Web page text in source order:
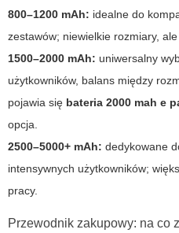
800–1200 mAh: idealne do
zestawów; niewielkie rozmiary,
1500–2000 mAh: uniwersalny
użytkowników, balans między
pojawia się bateria 2000 mah e
opcja.
2500–5000+ mAh: dedykowane
intensywnych użytkowników;
pracy.
Przewodnik zakupowy: na co